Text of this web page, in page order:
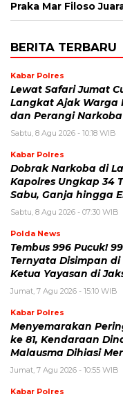
Praka Mar Filoso
BERITA TERBARU
Kabar Polres
Lewat Safari Jumat
Langkat Ajak Warga
dan Perangi Narkoba
Sabtu, 8 Agu 2026 - 10:18 WIB
Kabar Polres
Dobrak Narkoba di
Kapolres Ungkap 34
Sabu, Ganja hingga
Sabtu, 8 Agu 2026 - 07:30 WIB
Polda News
Tembus 996 Pucuk!
Ternyata Disimpan
Ketua Yayasan di
Jumat, 7 Agu 2026 - 15:10 WIB
Kabar Polres
Menyemarakan
ke 81, Kendaraan
Malausma Dihiasi
Jumat, 7 Agu 2026 - 10:55 WIB
Kabar Polres